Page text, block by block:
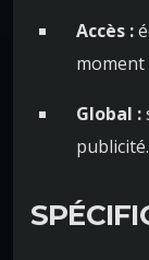
Accès :
moment
Global :
publicité.